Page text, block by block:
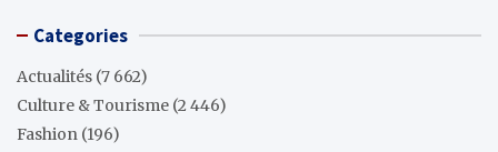
Categories
Actualités (7 662)
Culture & Tourisme (2 446)
Fashion (196)